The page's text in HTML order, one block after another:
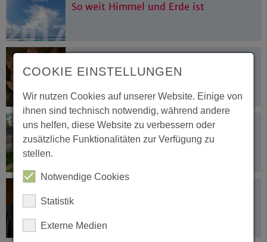
So weit Himmel und Erde ist
Zehn Konfessionen, sieben Religionen
21.08.2017
Shona-Art im Sauerland
»Worte und Taten der Menschlichkeit
COOKIE EINSTELLUNGEN
Wir nutzen Cookies auf unserer Website. Einige von
ihnen sind technisch notwendig, während andere
uns helfen, diese Website zu verbessern oder
zusätzliche Funktionalitäten zur Verfügung zu
stellen.
Notwendige Cookies
Statistik
Externe Medien